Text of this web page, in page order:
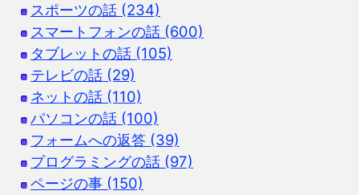
スポーツの話 (234)
スマートフォンの話 (600)
タブレットの話 (105)
テレビの話 (29)
ネットの話 (110)
パソコンの話 (100)
フォームへの返答 (39)
プログラミングの話 (97)
ページの事 (150)